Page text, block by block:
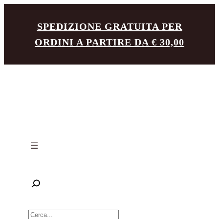
contenuto
SPEDIZIONE GRATUITA PER
ORDINI A PARTIRE DA € 30,00
R